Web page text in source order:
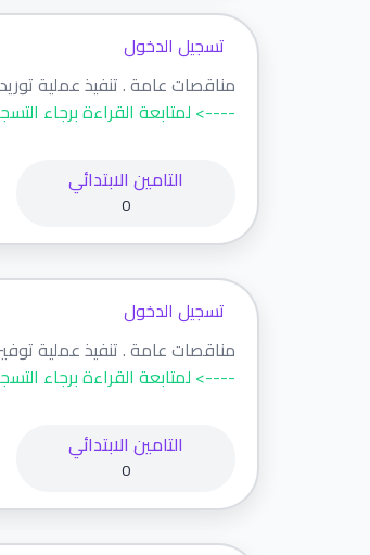
تسجيل الدخول
مناقصات عامة . تنفيذ عملية
----> لمتابعة القراءة برجاء
التامين الابتدائي
0
تسجيل الدخول
مناقصات عامة . تنفيذ عملية
----> لمتابعة القراءة برجاء
التامين الابتدائي
0